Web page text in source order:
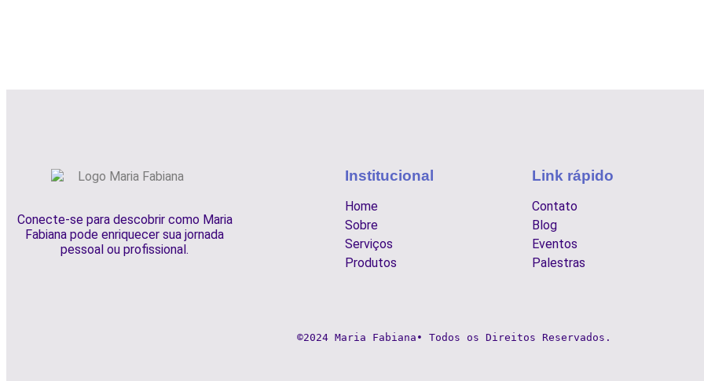
Conecte-se para descobrir como Maria
Fabiana pode enriquecer sua jornada
pessoal ou profissional.
Institucional
Home
Sobre
Serviços
Produtos
Link rápido
Contato
Blog
Eventos
Palestras
©2024 Maria Fabiana• Todos os Direitos Reservados.